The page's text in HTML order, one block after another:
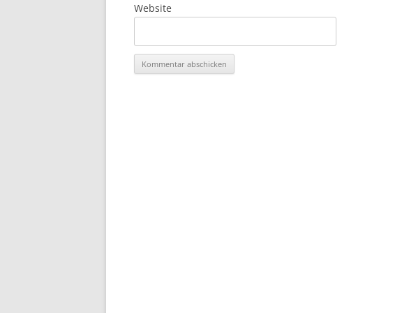
Website